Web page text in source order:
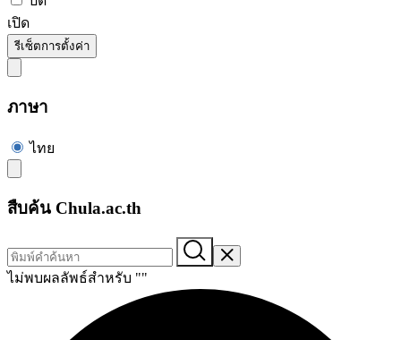
เปิด
รีเซ็ตการตั้งค่า
ภาษา
ไทย
สืบค้น Chula.ac.th
ไม่พบผลลัพธ์สำหรับ ""